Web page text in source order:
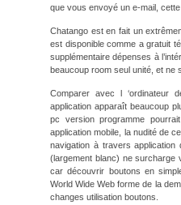
que vous envoyé un e-mail,
Chatango est en fait un
est disponible comme a gratuit
supplémentaire dépenses à
beaucoup room seul unité, et ne
Comparer avec l ‘ordinateur
application apparaît beaucoup
pc version programme
application mobile, la nudité de
navigation à travers application
(largement blanc) ne surcharge
car découvrir boutons en
World Wide Web forme de la
changes utilisation boutons.